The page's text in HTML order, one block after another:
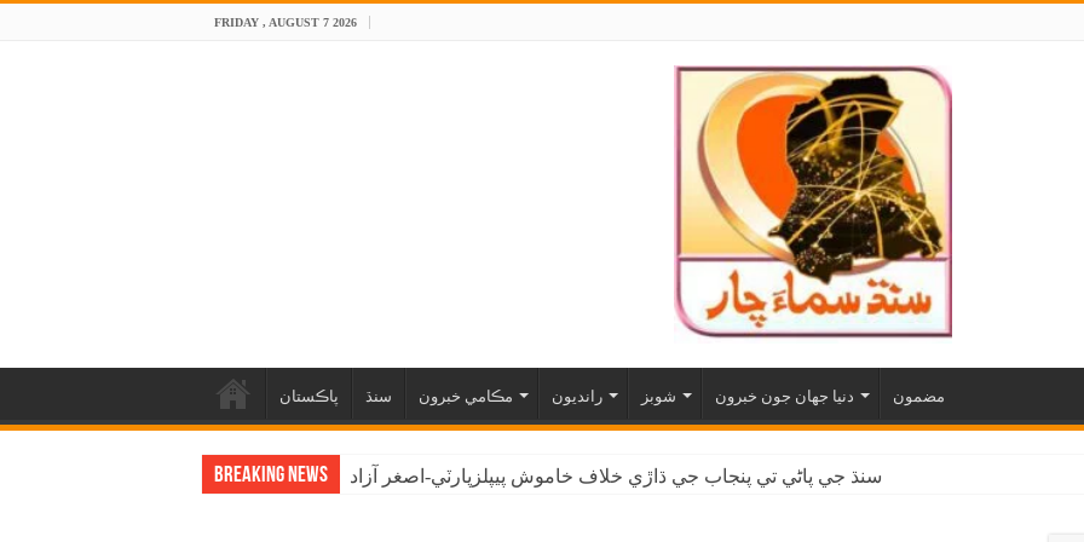
FRIDAY , AUGUST 7 2026
پاڪستان سنڌ مڪامي خبرون رانديون شوبز دنيا جهان جون خبرون مضمون
Breaking News سنڌ جي پاڻي تي پنجاب جي ڌاڙي خلاف خاموش پيپلزپارٽي-اصغر آزاد